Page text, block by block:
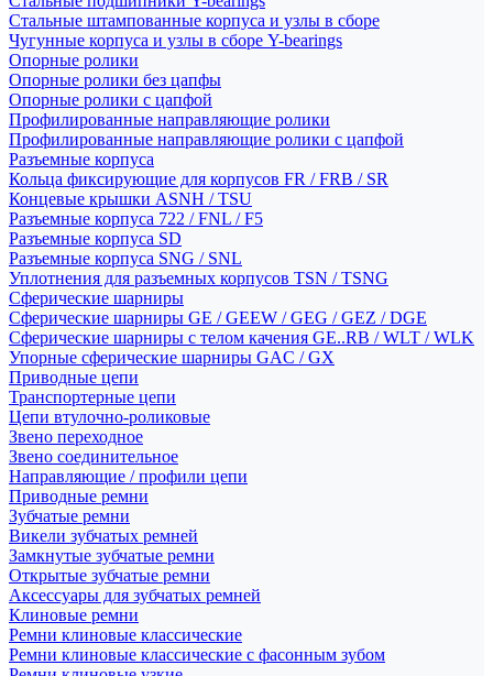
Стальные штампованные корпуса и узлы в сборе
Чугунные корпуса и узлы в сборе Y-bearings
Опорные ролики
Опорные ролики без цапфы
Опорные ролики с цапфой
Профилированные направляющие ролики
Профилированные направляющие ролики с цапфой
Разъемные корпуса
Кольца фиксирующие для корпусов FR / FRB / SR
Концевые крышки ASNH / TSU
Разъемные корпуса 722 / FNL / F5
Разъемные корпуса SD
Разъемные корпуса SNG / SNL
Уплотнения для разъемных корпусов TSN / TSNG
Сферические шарниры
Сферические шарниры GE / GEEW / GEG / GEZ / DGE
Сферические шарниры с телом качения GE..RB / WLT / WLK
Упорные сферические шарниры GAC / GX
Приводные цепи
Транспортерные цепи
Цепи втулочно-роликовые
Звено переходное
Звено соединительное
Направляющие / профили цепи
Приводные ремни
Зубчатые ремни
Викели зубчатых ремней
Замкнутые зубчатые ремни
Открытые зубчатые ремни
Аксессуары для зубчатых ремней
Клиновые ремни
Ремни клиновые классические
Ремни клиновые классические с фасонным зубом